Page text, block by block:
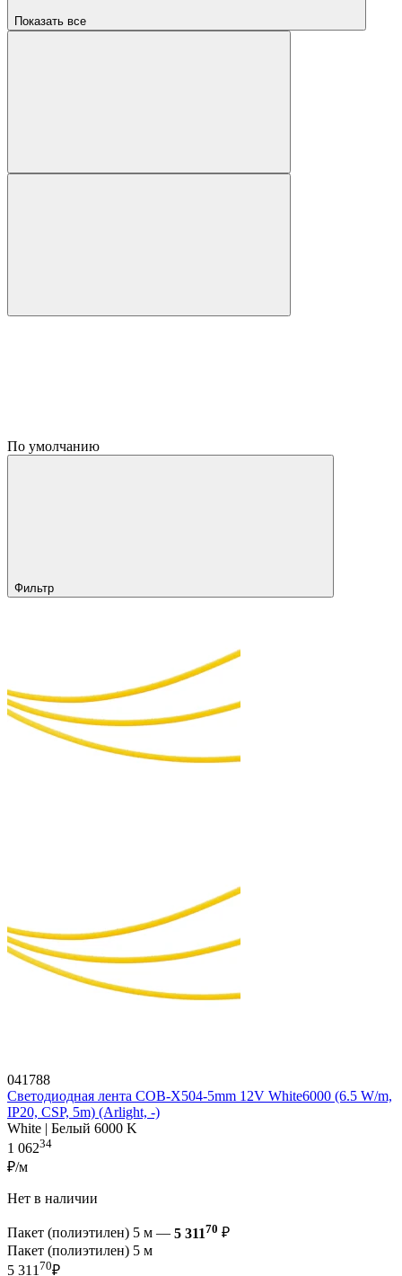
Показать все
По умолчанию
Фильтр
041788
Светодиодная лента COB-X504-5mm 12V White6000 (6.5 W/m,
IP20, CSP, 5m) (Arlight, -)
White | Белый 6000 K
1 06234
₽/м
Нет в наличии
Пакет (полиэтилен) 5 м — 5 31170 ₽
Пакет (полиэтилен) 5 м
5 311 70₽